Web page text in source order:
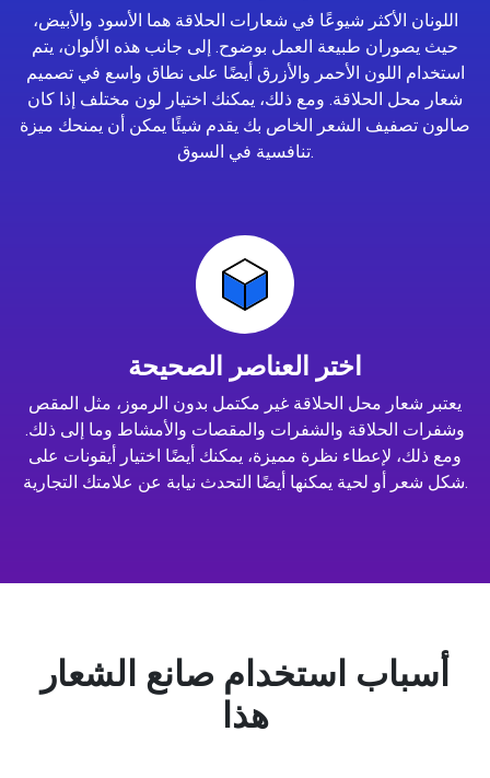
اللونان الأكثر شيوعًا في شعارات الحلاقة هما الأسود والأبيض،
حيث يصوران طبيعة العمل بوضوح. إلى جانب هذه الألوان، يتم
استخدام اللون الأحمر والأزرق أيضًا على نطاق واسع في تصميم
شعار محل الحلاقة. ومع ذلك، يمكنك اختيار لون مختلف إذا كان
صالون تصفيف الشعر الخاص بك يقدم شيئًا يمكن أن يمنحك ميزة
تنافسية في السوق.
اختر العناصر الصحيحة
يعتبر شعار محل الحلاقة غير مكتمل بدون الرموز، مثل المقص
وشفرات الحلاقة والشفرات والمقصات والأمشاط وما إلى ذلك.
ومع ذلك، لإعطاء نظرة مميزة، يمكنك أيضًا اختيار أيقونات على
شكل شعر أو لحية يمكنها أيضًا التحدث نيابة عن علامتك التجارية.
أسباب استخدام صانع الشعار
هذا